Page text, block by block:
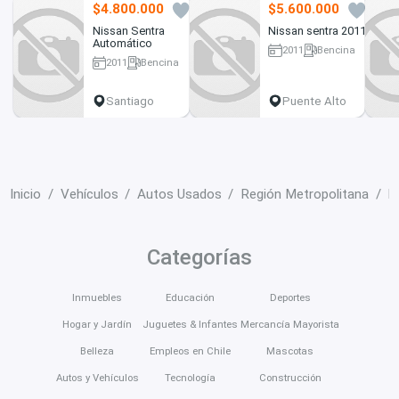
$4.800.000
Nissan Sentra
Automático
2011
Bencina
Santiago
$5.600.000
Nissan sentra 2011
2011
Bencina
Puente Alto
Inicio Vehículos Autos Usados Región Metropolitana
Categorías
Inmuebles
Hogar y Jardín
Belleza
Autos y Vehículos
Educación
Juguetes & Infantes
Empleos en Chile
Tecnología
Deportes
Mercancía Mayorista
Mascotas
Construcción